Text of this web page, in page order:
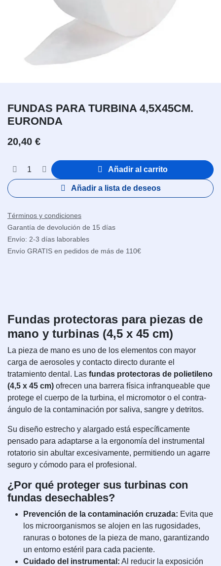
FUNDAS PARA TURBINA 4,5X45CM.
EURONDA
20,40 €
Añadir al carrito
Añadir a lista de deseos
Términos y condiciones
Garantía de devolución de 15 días
Envío: 2-3 días laborables
Envío GRATIS en pedidos de más de 110€
Fundas protectoras para piezas de
mano y turbinas (4,5 x 45 cm)
La pieza de mano es uno de los elementos con mayor
carga de aerosoles y contacto directo durante el
tratamiento dental. Las fundas protectoras de polietileno
(4,5 x 45 cm) ofrecen una barrera física infranqueable que
protege el cuerpo de la turbina, el micromotor o el contra-
ángulo de la contaminación por saliva, sangre y detritos.
Su diseño estrecho y alargado está específicamente
pensado para adaptarse a la ergonomía del instrumental
rotatorio sin abultar excesivamente, permitiendo un agarre
seguro y cómodo para el profesional.
¿Por qué proteger sus turbinas con
fundas desechables?
Prevención de la contaminación cruzada: Evita que
los microorganismos se alojen en las rugosidades,
ranuras o botones de la pieza de mano, garantizando
un entorno estéril para cada paciente.
Cuidado del instrumental: Al reducir la exposición